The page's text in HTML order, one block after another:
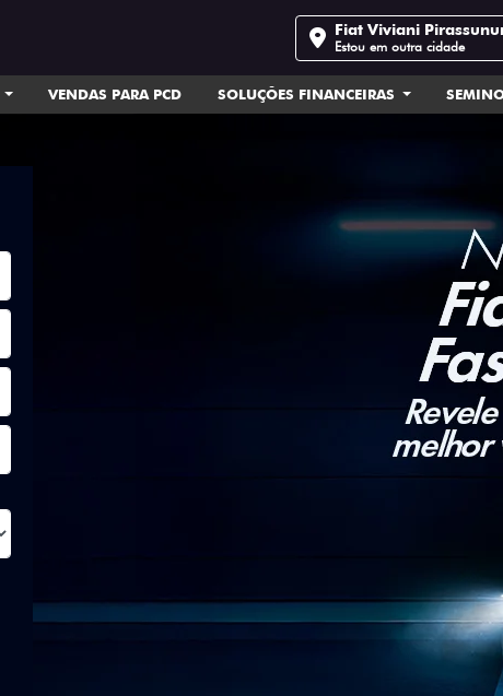
Fiat Viviani
Estou em outra cidade
VENDAS PARA PCD SOLUÇÕES FINANCEIRAS